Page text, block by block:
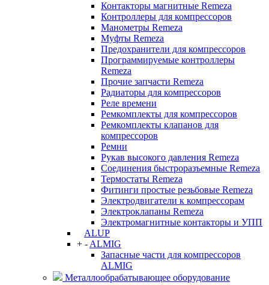
Контакторы магнитные Remeza
Контроллеры для компрессоров
Манометры Remeza
Муфты Remeza
Предохранители для компрессоров
Программируемые контроллеры
Remeza
Прочие запчасти Remeza
Радиаторы для компрессоров
Реле времени
Ремкомплекты для компрессоров
Ремкомплекты клапанов для
компрессоров
Ремни
Рукав высокого давления Remeza
Соединения быстроразъемные Remeza
Термостаты Remeza
Фитинги простые резьбовые Remeza
Электродвигатели к компрессорам
Электроклапаны Remeza
Электромагнитные контакторы и УПП
ALUP
+ - ALMIG
Запасные части для компрессоров
ALMIG
Металлообрабатывающее оборудование